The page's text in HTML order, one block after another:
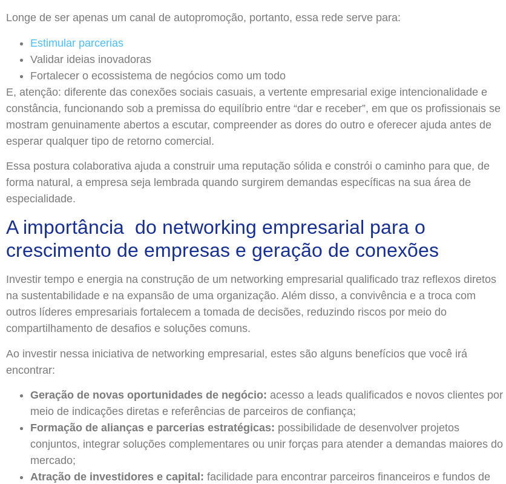
Longe de ser apenas um canal de autopromoção, portanto, essa rede serve para:
Estimular parcerias
Validar ideias inovadoras
Fortalecer o ecossistema de negócios como um todo
E, atenção: diferente das conexões sociais casuais, a vertente empresarial exige intencionalidade e
constância, funcionando sob a premissa do equilíbrio entre “dar e receber”, em que os profissionais se
mostram genuinamente abertos a escutar, compreender as dores do outro e oferecer ajuda antes de
esperar qualquer tipo de retorno comercial.
Essa postura colaborativa ajuda a construir uma reputação sólida e constrói o caminho para que, de
forma natural, a empresa seja lembrada quando surgirem demandas específicas na sua área de
especialidade.
A importância do networking empresarial para o
crescimento de empresas e geração de conexões
Investir tempo e energia na construção de um networking empresarial qualificado traz reflexos diretos
na sustentabilidade e na expansão de uma organização. Além disso, a convivência e a troca com
outros líderes empresariais fortalecem a tomada de decisões, reduzindo riscos por meio do
compartilhamento de desafios e soluções comuns.
Ao investir nessa iniciativa de networking empresarial, estes são alguns benefícios que você irá
encontrar:
Geração de novas oportunidades de negócio: acesso a leads qualificados e novos clientes por
meio de indicações diretas e referências de parceiros de confiança;
Formação de alianças e parcerias estratégicas: possibilidade de desenvolver projetos
conjuntos, integrar soluções complementares ou unir forças para atender a demandas maiores do
mercado;
Atração de investidores e capital: facilidade para encontrar parceiros financeiros e fundos de